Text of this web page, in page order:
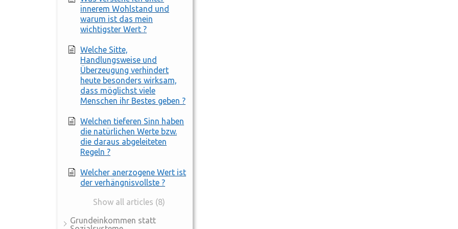
innerem Wohlstand und
warum ist das mein
wichtigster Wert ?
Welche Sitte,
Handlungsweise und
Überzeugung verhindert
heute besonders wirksam,
dass möglichst viele
Menschen ihr Bestes geben ?
Welchen tieferen Sinn haben
die natürlichen Werte bzw.
die daraus abgeleiteten
Regeln ?
Welcher anerzogene Wert ist
der verhängnisvollste ?
Show all articles (8)
Grundeinkommen statt